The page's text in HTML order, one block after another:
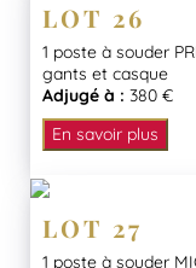
LOT 26
1 poste à souder
gants et casque
Adjugé à : 380 €
En savoir plus
LOT 27
1 poste à souder